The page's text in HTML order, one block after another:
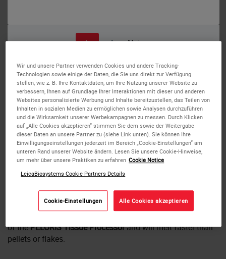
Ja oder Nein
PELORIS Parablocks Paraffin
PELORIS Parablocks arepre-formed blocks
are provided in plastic molds.
The pre-formed blocks fit easily into the paraffin chamber
of thePELORIS Tissue Processorand will melt faster than
pellets or flakes.
Wir und unsere Partner verwenden Cookies und andere Tracking-
Technologien sowie einige der Daten, die Sie uns direkt zur Verfügung
stellen, wie z. B. Ihre Kontaktdaten, um Ihre Nutzung unserer Website zu
verbessern, Ihnen auf Grundlage Ihrer Interaktionen mit dieser und anderen
Websites personalisierte Werbung und Inhalte bereitzustellen, das Teilen von
Inhalten in sozialen Medien zu ermöglichen sowie Analysen durchzuführen
und die Wirksamkeit unserer Werbekampagnen zu messen. Durch Klicken
auf „Alle Cookies akzeptieren“ stimmen Sie dem sowie der Weitergabe
dieser Daten an unsere Partner zu (siehe Link unten). Sie können Ihre
Einwilligungseinstellungen jederzeit im Bereich „Cookie-Einstellungen“ am
unteren Rand unserer Website ändern. Lesen Sie unsere Cookie-Hinweise,
um mehr über unsere Praktiken zu erfahren Cookie Notice
LeicaBiosystems Cookie Partners Details
Cookie-Einstellungen Alle Cookies akzeptieren